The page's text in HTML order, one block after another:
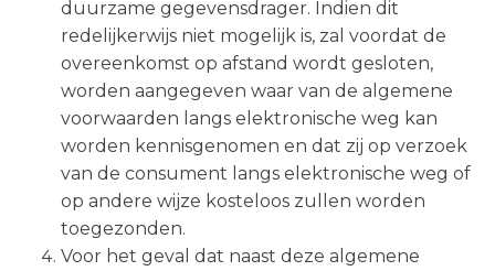
duurzame gegevensdrager. Indien dit
redelijkerwijs niet mogelijk is, zal voordat de
overeenkomst op afstand wordt gesloten,
worden aangegeven waar van de algemene
voorwaarden langs elektronische weg kan
worden kennisgenomen en dat zij op verzoek
van de consument langs elektronische weg of
op andere wijze kosteloos zullen worden
toegezonden.
Voor het geval dat naast deze algemene